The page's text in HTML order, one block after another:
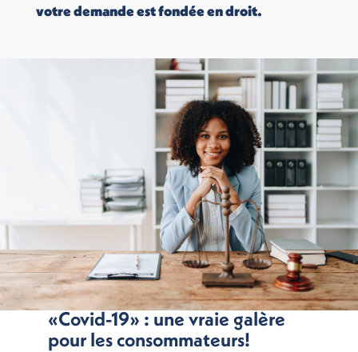
votre demande est fondée en droit.
Le remboursement des avoirs
«Covid-19» : une vraie galère
pour les consommateurs!